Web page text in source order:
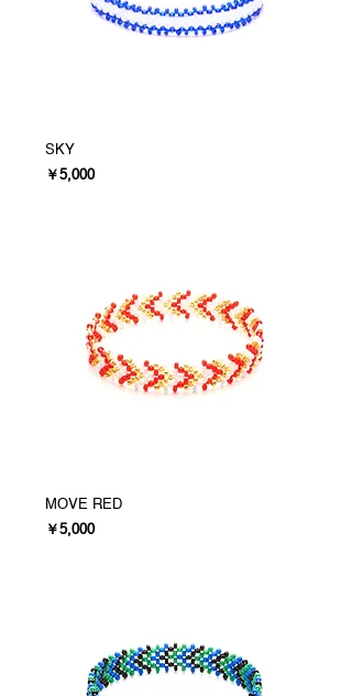
SKY
価格
￥5,000
MOVE RED
価格
￥5,000